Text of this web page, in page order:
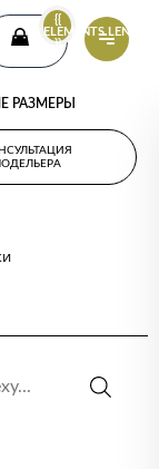
{{
ELEMENTS.LENGTH
}}
РАЗМЕРЫ